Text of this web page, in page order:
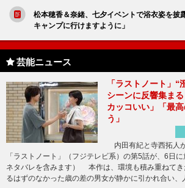
松本穂香＆奈緒、七夕イベントで浴衣姿を
キャンプに行けますように」
芸能ニュース
「ラストノート」“
シーンに反響集ま
カッコいい」「最
う」
内田有紀と寺西拓人
「ラストノート」（フジテレビ系）の第5話が、6日に
ネタバレを含みます） 本作は、環境も積み重ねてき
るはずのなかった歳の差の男女が静かに引かれ合い